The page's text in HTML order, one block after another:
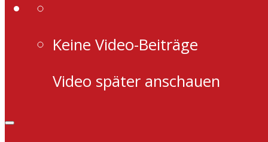
Keine Video-Beiträge
Video später anschauen